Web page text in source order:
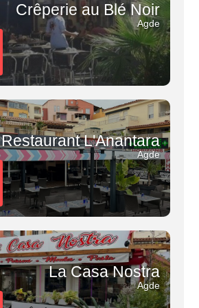
Crêperie au Blé Noir
Agde
Restaurant L'Anantara
Agde
La Casa Nostra
Agde